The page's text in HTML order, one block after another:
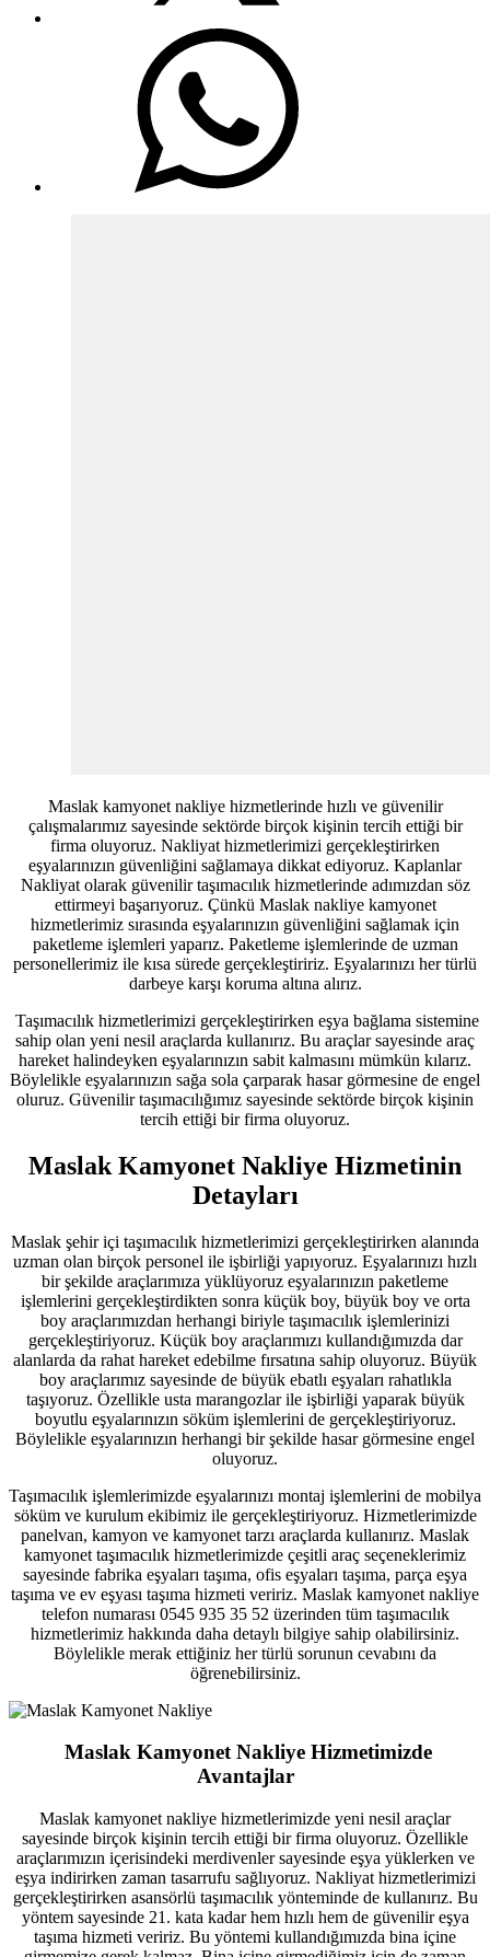
Maslak kamyonet nakliye hizmetlerinde hızlı ve güvenilir
çalışmalarımız sayesinde sektörde birçok kişinin tercih ettiği bir
firma oluyoruz. Nakliyat hizmetlerimizi gerçekleştirirken
eşyalarınızın güvenliğini sağlamaya dikkat ediyoruz. Kaplanlar
Nakliyat olarak güvenilir taşımacılık hizmetlerinde adımızdan söz
ettirmeyi başarıyoruz. Çünkü Maslak nakliye kamyonet
hizmetlerimiz sırasında eşyalarınızın güvenliğini sağlamak için
paketleme işlemleri yaparız. Paketleme işlemlerinde de uzman
personellerimiz ile kısa sürede gerçekleştiririz. Eşyalarınızı her türlü
darbeye karşı koruma altına alırız.
Taşımacılık hizmetlerimizi gerçekleştirirken eşya bağlama sistemine
sahip olan yeni nesil araçlarda kullanırız. Bu araçlar sayesinde araç
hareket halindeyken eşyalarınızın sabit kalmasını mümkün kılarız.
Böylelikle eşyalarınızın sağa sola çarparak hasar görmesine de engel
oluruz. Güvenilir taşımacılığımız sayesinde sektörde birçok kişinin
tercih ettiği bir firma oluyoruz.
Maslak Kamyonet Nakliye Hizmetinin
Detayları
Maslak şehir içi taşımacılık hizmetlerimizi gerçekleştirirken alanında
uzman olan birçok personel ile işbirliği yapıyoruz. Eşyalarınızı hızlı
bir şekilde araçlarımıza yüklüyoruz eşyalarınızın paketleme
işlemlerini gerçekleştirdikten sonra küçük boy, büyük boy ve orta
boy araçlarımızdan herhangi biriyle taşımacılık işlemlerinizi
gerçekleştiriyoruz. Küçük boy araçlarımızı kullandığımızda dar
alanlarda da rahat hareket edebilme fırsatına sahip oluyoruz. Büyük
boy araçlarımız sayesinde de büyük ebatlı eşyaları rahatlıkla
taşıyoruz. Özellikle usta marangozlar ile işbirliği yaparak büyük
boyutlu eşyalarınızın söküm işlemlerini de gerçekleştiriyoruz.
Böylelikle eşyalarınızın herhangi bir şekilde hasar görmesine engel
oluyoruz.
Taşımacılık işlemlerimizde eşyalarınızı montaj işlemlerini de mobilya
söküm ve kurulum ekibimiz ile gerçekleştiriyoruz. Hizmetlerimizde
panelvan, kamyon ve kamyonet tarzı araçlarda kullanırız. Maslak
kamyonet taşımacılık hizmetlerimizde çeşitli araç seçeneklerimiz
sayesinde fabrika eşyaları taşıma, ofis eşyaları taşıma, parça eşya
taşıma ve ev eşyası taşıma hizmeti veririz. Maslak kamyonet nakliye
telefon numarası 0545 935 35 52 üzerinden tüm taşımacılık
hizmetlerimiz hakkında daha detaylı bilgiye sahip olabilirsiniz.
Böylelikle merak ettiğiniz her türlü sorunun cevabını da
öğrenebilirsiniz.
Maslak Kamyonet Nakliye Hizmetimizde
Avantajlar
Maslak kamyonet nakliye hizmetlerimizde yeni nesil araçlar
sayesinde birçok kişinin tercih ettiği bir firma oluyoruz. Özellikle
araçlarımızın içerisindeki merdivenler sayesinde eşya yüklerken ve
eşya indirirken zaman tasarrufu sağlıyoruz. Nakliyat hizmetlerimizi
gerçekleştirirken asansörlü taşımacılık yönteminde de kullanırız. Bu
yöntem sayesinde 21. kata kadar hem hızlı hem de güvenilir eşya
taşıma hizmeti veririz. Bu yöntemi kullandığımızda bina içine